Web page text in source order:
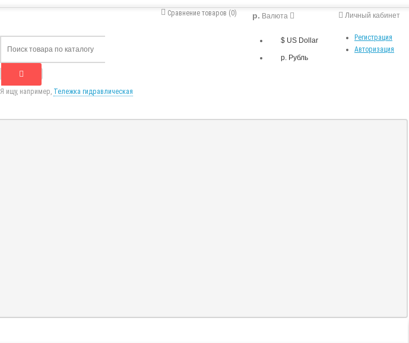
Личный кабинет
Регистрация
Авторизация
р. Валюта
$ US Dollar
р. Рубль
Сравнение товаров (0)
Я ищу, например, Тележка гидравлическая